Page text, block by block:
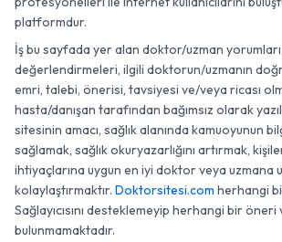
platformdur.
İş bu sayfada yer alan doktor/uzman
değerlendirmeleri, ilgili doktorun/uzmanın
emri, talebi, önerisi, tavsiyesi ve/veya ricası
hasta/danışan tarafından bağımsız olarak
sitesinin amacı, sağlık alanında kamuoyunun
sağlamak, sağlık okuryazarlığını artırmak,
ihtiyaçlarına uygun en iyi doktor veya uzmana
kolaylaştırmaktır. Doktorsitesi.com herhangi
Sağlayıcısını desteklemeyip herhangi bir
bulunmamaktadır.